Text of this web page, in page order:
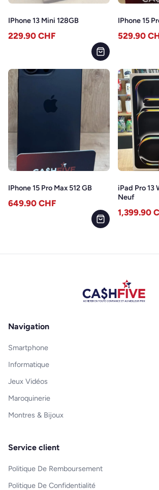
IPhone 13 Mini 128GB
229.90 CHF
IPhone 15
529.90
IPhone 15 Pro Max 512 GB
649.90 CHF
iPad Pro 13
Neuf
1,399.90
Navigation
Smartphone
Informatique
Jeux Vidéos
Maroquinerie
Montres & Bijoux
Service client
Politique De Remboursement
Politique De Confidentialité